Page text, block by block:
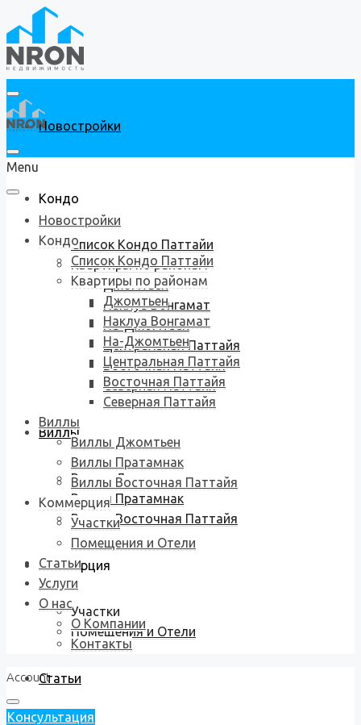
Новостройки
Кондо
Список Кондо Паттайи
Квартиры по районам
Джомтьен
Наклуа Вонгамат
На-Джомтьен
Центральная Паттайя
Восточная Паттайя
Северная Паттайя
Виллы
Виллы Джомтьен
Виллы Пратамнак
Виллы Восточная Паттайя
Коммерция
Участки
Помещения и Отели
Статьи
Menu
Новостройки
Кондо
Список Кондо Паттайи
Квартиры по районам
Джомтьен
Наклуа Вонгамат
На-Джомтьен
Центральная Паттайя
Восточная Паттайя
Северная Паттайя
Виллы
Виллы Джомтьен
Виллы Пратамнак
Виллы Восточная Паттайя
Коммерция
Участки
Помещения и Отели
Статьи
Услуги
О нас
О Компании
Контакты
Account
Консультация